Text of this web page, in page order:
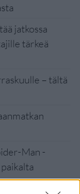
jatkossa
tärkeä
– tältä
Man -